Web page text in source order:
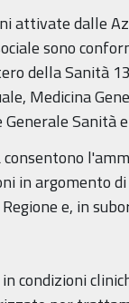
attivate dalle
sono
della Sanità
Medicina
Sanità
in argomento
e, in
condizioni